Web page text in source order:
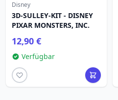
Disney
3D-SULLEY-KIT - DISNEY
PIXAR MONSTERS, INC.
12,90 €
Verfügbar